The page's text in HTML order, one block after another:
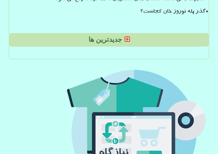
گذر پله نوروز خان کجاست؟
جدیدترین ها